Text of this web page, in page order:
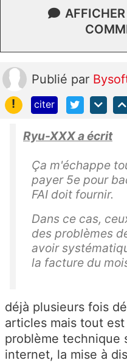
Publié par
!
citer
Ryu-XXX a écrit
Ça m'échappe
payer 5e pour
FAI doit fournir.
Dans ce cas,
des problèmes
avoir
la facture du
déjà plusieurs fois
articles mais tout
problème technique
internet, la mise à